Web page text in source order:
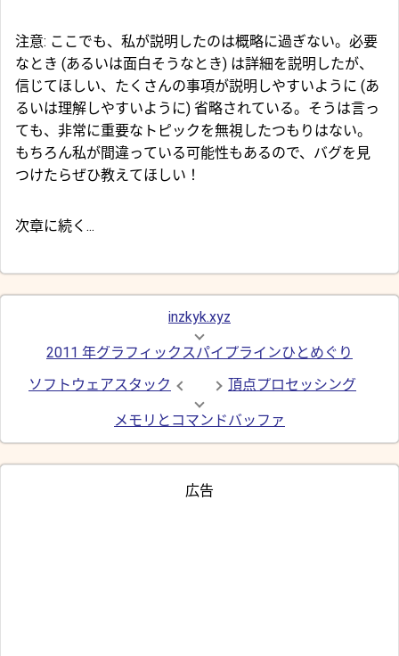
注意: ここでも、私が説明したのは概略に過ぎない。必要
なとき (あるいは面白そうなとき) は詳細を説明したが、
信じてほしい、たくさんの事項が説明しやすいように (あ
るいは理解しやすいように) 省略されている。そうは言っ
ても、非常に重要なトピックを無視したつもりはない。
もちろん私が間違っている可能性もあるので、バグを見
つけたらぜひ教えてほしい！
次章に続く...
inzkyk.xyz
2011 年グラフィックスパイプラインひとめぐり
ソフトウェアスタック
頂点プロセッシング
メモリとコマンドバッファ
広告